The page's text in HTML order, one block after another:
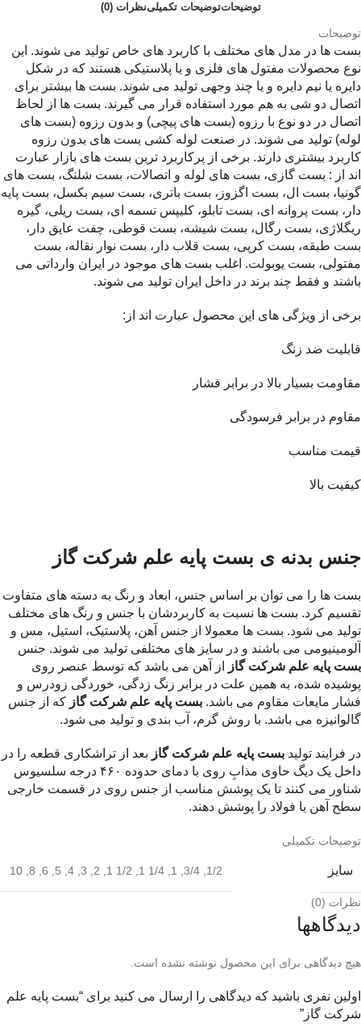
توضیحاتتوضیحات تکمیلینظرات (0)
توضیحات
بست ها در مدل های مختلف با کاربرد های خاص تولید می شوند. این
نوع محصولات مفتول های فلزی و یا پلاستیکی هستند که در شکل
دایره یا نیم دایره و یا چند وجهی تولید می شوند. بست ها بیشتر برای
اتصال دو شی به هم مورد استفاده قرار می گیرند. بست ها از لحاظ
اتصال در دو نوع با رزوه (بست های پیچی) و بدون رزوه (بست های
لوله) تولید می شوند. در صنعت لوله کشی بست های بدون رزوه
کاربرد بیشتری دارند. برخی از پرکاربرد ترین بست های بازار عبارت
اند از : بست گازی، بست های لوله و اتصالات، بست شلنگ، بست های
گونیا، بست ال، بست اگزوز، بست باتری، بست سیم بکسل، بست پایه
دار، بست پروانه ای، بست تابلو، کلیپس تسمه ای، بست ریلی، گیره
ریگلاژی، بست رگال، بست شیشه، بست قوطی، چفت عایق دار،
بست طبقه، بست کرپی، بست قلاب دار، بست نوار نقاله، بست
مفتولی، بست یوبولت. اغلب بست های موجود در ایران وارداتی می
باشند و فقط چند برند در داخل ایران تولید می شوند.
برخی از ویژگی های این محصول عبارت اند از:
قابلیت ضد زنگ
مقاومت بسیار بالا در برابر فشار
مقاوم در برابر فرسودگی
قیمت مناسب
کیفیت بالا
جنس بدنه ی بست پایه علم شرکت گاز
بست ها را می توان بر اساس جنس، ابعاد و رنگ به دسته های متفاوت
تقسیم کرد. بست ها نسبت به کاربردشان با جنس و رنگ های مختلف
تولید می شود. بست ها معمولا از جنس آهن، پلاستیک، استیل، مس و
آلومینیومی می باشند و در سایز های مختلفی تولید می شوند. جنس
بست پایه علم شرکت گاز
از آهن می باشد که توسط عنصر روی
پوشیده شده، به همین علت در برابر زنگ زدگی، خوردگی زودرس و
فشار مایعات مقاوم می باشد. بست پایه علم شرکت گاز که از جنس
گالوانیزه می باشد. با روش گرم، آب بندی و تولید می شود.
در فرایند تولید بست پایه علم شرکت گاز بعد از تراشکاری قطعه را در
داخل یک دیگ حاوی مذابِ روی با دمای حدوده ۴۶۰ درجه سلسیوس
شناور می کنند تا یک پوشش مناسب از جنس روی در قسمت خارجی
سطح آهن یا فولاد را پوشش دهند.
توضیحات تکمیلی
سایز 1/2
3/4
1
1/4 1
1/2 1
2
3
4
5
6
8
10
نظرات (0)
دیدگاهها
هیچ دیدگاهی برای این محصول نوشته نشده است.
اولین نفری باشید که دیدگاهی را ارسال می کنید برای “بست پایه علم
شرکت گاز”